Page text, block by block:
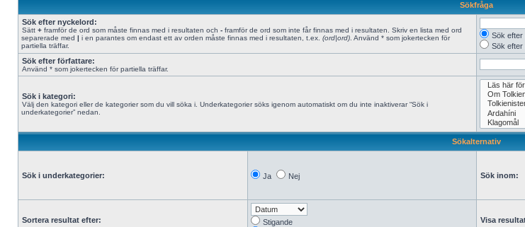
Sökfråga
Sök efter nyckelord:
Sätt + framför de ord som måste finnas med i resultaten och - framför de ord som inte får finnas med i resultaten. Skriv en lista med ord
separerade med | i en parantes om endast ett av orden måste finnas med i resultaten, t.ex. (ord|ord) . Använd * som jokertecken för
partiella träffar.
Sök efter
Sök efter
Sök efter författare:
Använd * som jokertecken för partiella träffar.
Sök i kategori:
Välj den kategori eller de kategorier som du vill söka i. Underkategorier söks igenom automatiskt om du inte inaktiverar “Sök i
underkategorier” nedan.
Sökalternativ
Sök i underkategorier: Ja Nej Sök inom:
Sortera resultat efter:
Stigande
Visa